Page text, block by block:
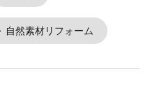
自然素材リフォーム